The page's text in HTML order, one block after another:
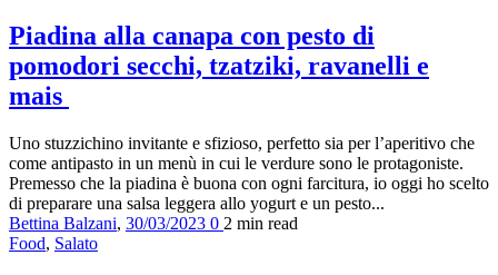
Piadina alla canapa con pesto di
pomodori secchi, tzatziki, ravanelli e
mais
Uno stuzzichino invitante e sfizioso, perfetto sia per l’aperitivo che
come antipasto in un menù in cui le verdure sono le protagoniste.
Premesso che la piadina è buona con ogni farcitura, io oggi ho scelto
di preparare una salsa leggera allo yogurt e un pesto...
Bettina Balzani, 30/03/2023 0 2 min read
Food, Salato